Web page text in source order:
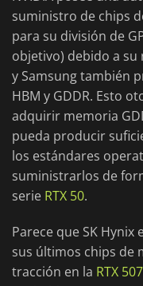
suministro de chips
para su división de
objetivo) debido a
y Samsung también
HBM y GDDR. Esto
adquirir memoria
pueda producir
los estándares
suministrarlos de
serie RTX 50.
Parece que SK
sus últimos chips de
tracción en la RTX